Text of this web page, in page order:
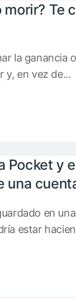
morir? Te
la ganancia
y, en vez de...
Pocket y
una
en
estar